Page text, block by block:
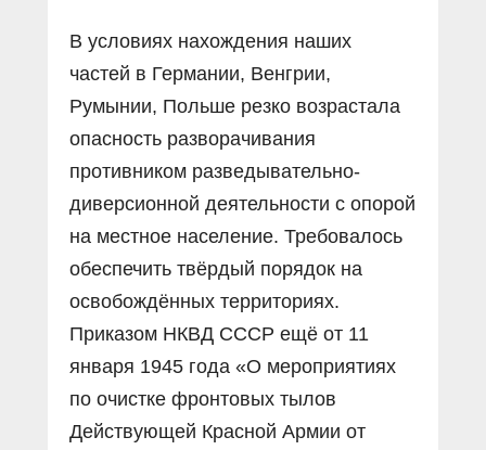
В условиях нахождения наших
частей в Германии, Венгрии,
Румынии, Польше резко возрастала
опасность разворачивания
противником разведывательно-
диверсионной деятельности с опорой
на местное население. Требовалось
обеспечить твёрдый порядок на
освобождённых территориях.
Приказом НКВД СССР ещё от 11
января 1945 года «О мероприятиях
по очистке фронтовых тылов
Действующей Красной Армии от